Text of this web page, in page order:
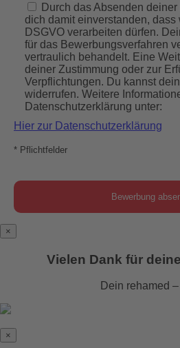
Durch das Absenden
dich damit einverstanden,
DSGVO verarbeiten dürfen.
für das Bewerbungsverfahren
vertraulich behandelt. Eine
deiner Zustimmung oder zur
Verpflichtungen. Du kannst
widerrufen. Weitere
Datenschutzerklärung unter:
Hier zur Datenschutzerklärung
* Pflichtfelder
×
Vielen Dank für
Dein rehamed –
×